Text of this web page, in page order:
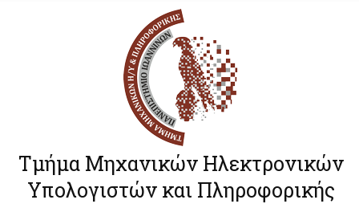
Τμήμα Μηχανικών Ηλεκτρονικών
Υπολογιστών και Πληροφορικής